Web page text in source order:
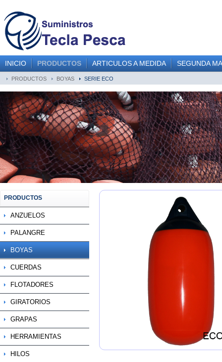
INICIO PRODUCTOS ARTICULOS A MEDIDA SEGUNDA
PRODUCTOS BOYAS SERIE ECO
PRODUCTOS
ANZUELOS
PALANGRE
BOYAS
CUERDAS
FLOTADORES
GIRATORIOS
GRAPAS
HERRAMIENTAS
HILOS